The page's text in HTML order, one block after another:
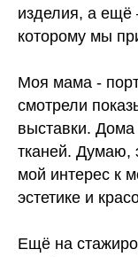
изделия, а ещё
которому мы
Моя мама -
смотрели
выставки.
тканей. Думаю,
мой интерес к
эстетике и
Ещё на